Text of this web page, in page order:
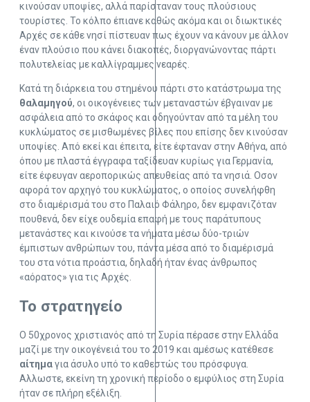
κινούσαν υποψίες, αλλά παρίσταναν τους πλούσιους
τουρίστες. Το κόλπο έπιανε καθώς ακόμα και οι διωκτικές
Αρχές σε κάθε νησί πίστευαν πως έχουν να κάνουν με άλλον
έναν πλούσιο που κάνει διακοπές, διοργανώνοντας πάρτι
πολυτελείας με καλλίγραμμες νεαρές.
Κατά τη διάρκεια του στημένου πάρτι στο κατάστρωμα της
θαλαμηγού, οι οικογένειες των μεταναστών έβγαιναν με
ασφάλεια από το σκάφος και οδηγούνταν από τα μέλη του
κυκλώματος σε μισθωμένες βίλες που επίσης δεν κινούσαν
υποψίες. Από εκεί και έπειτα, είτε έφταναν στην Αθήνα, από
όπου με πλαστά έγγραφα ταξίδευαν κυρίως για Γερμανία,
είτε έφευγαν αεροπορικώς απευθείας από τα νησιά. Οσον
αφορά τον αρχηγό του κυκλώματος, ο οποίος συνελήφθη
στο διαμέρισμά του στο Παλαιό Φάληρο, δεν εμφανιζόταν
πουθενά, δεν είχε ουδεμία επαφή με τους παράτυπους
μετανάστες και κινούσε τα νήματα μέσω δύο-τριών
έμπιστων ανθρώπων του, πάντα μέσα από το διαμέρισμά
του στα νότια προάστια, δηλαδή ήταν ένας άνθρωπος
«αόρατος» για τις Αρχές.
Το στρατηγείο
Ο 50χρονος χριστιανός από τη Συρία πέρασε στην Ελλάδα
μαζί με την οικογένειά του το 2019 και αμέσως κατέθεσε
αίτημαγια άσυλο υπό το καθεστώς του πρόσφυγα.
Αλλωστε, εκείνη τη χρονική περίοδο ο εμφύλιος στη Συρία
ήταν σε πλήρη εξέλιξη.